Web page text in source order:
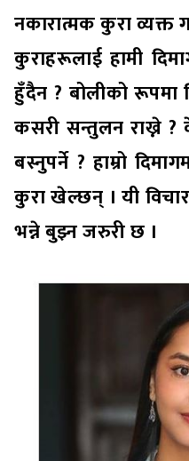
नकारात्मक कुरा व्यक्त
कुराहरूलाई हामी
हुँदैन ? बोलीको रूपमा
कसरी सन्तुलन राख्ने
बस्नुपर्ने ? हाम्रो
कुरा खेल्छन् । यी
भन्ने बुझ्न जरुरी छ ।